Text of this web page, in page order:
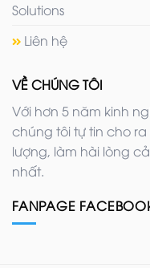
Solutions
Liên hệ
VỀ CHÚNG TÔI
Với hơn 5 năm kinh
chúng tôi tự tin cho
lượng, làm hài lòng
nhất.
FANPAGE